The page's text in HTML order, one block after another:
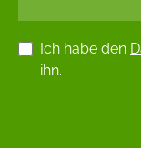
Ich habe den
ihn.